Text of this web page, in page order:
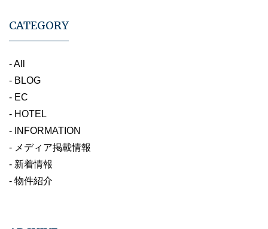
CATEGORY
- All
- BLOG
- EC
- HOTEL
- INFORMATION
- メディア掲載情報
- 新着情報
- 物件紹介